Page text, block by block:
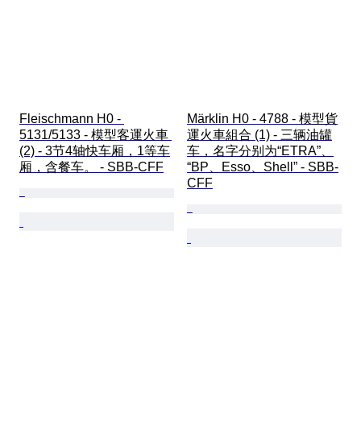
Fleischmann H0 -
5131/5133 - 模型客運火車
(2) - 3节4轴快车厢，1等车
厢，含餐车。 - SBB-CFF
Märklin H0 - 4788 - 模型貨
運火車組合 (1) - 三辆油罐
车，名字分别为“ETRA”、
“BP、Esso、Shell” - SBB-
CFF